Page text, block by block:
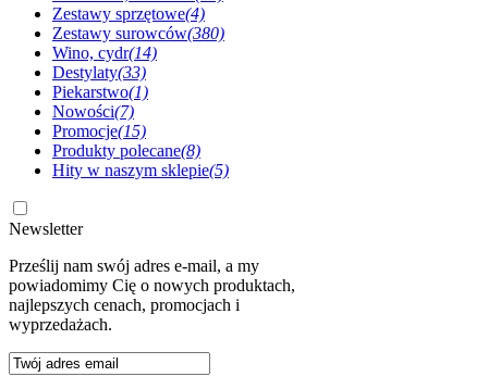
Zestawy sprzętowe(4)
Zestawy surowców(380)
Wino, cydr(14)
Destylaty(33)
Piekarstwo(1)
Nowości(7)
Promocje(15)
Produkty polecane(8)
Hity w naszym sklepie(5)
Newsletter
Prześlij nam swój adres e-mail, a my
powiadomimy Cię o nowych produktach,
najlepszych cenach, promocjach i
wyprzedażach.